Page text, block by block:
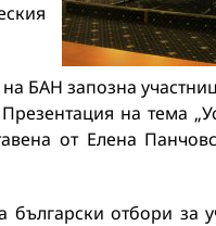
БАН запозна
на тема
от Елена
отбори за